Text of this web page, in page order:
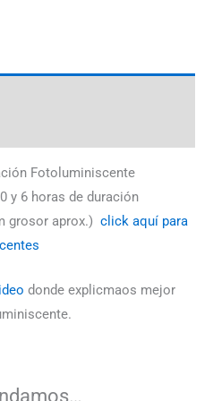
Fotoluminiscente
y 6 horas de duración
grosor aprox.) click aquí para
donde explicmaos mejor